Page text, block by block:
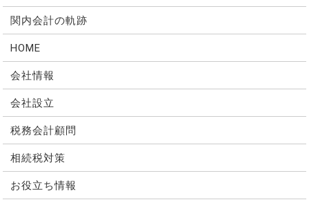
関内会計の軌跡
HOME
会社情報
会社設立
税務会計顧問
相続税対策
お役立ち情報